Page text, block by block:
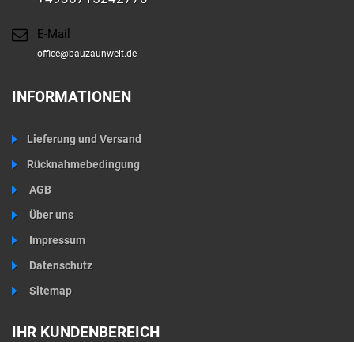
E-Mail
office@bauzaunwelt.de
INFORMATIONEN
Lieferung und Versand
Rücknahmebedingung
AGB
Über uns
Impressum
Datenschutz
Sitemap
IHR KUNDENBEREICH